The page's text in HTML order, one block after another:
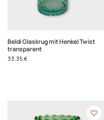
Beldi Glaskrug mit Henkel Twist
transparent
33,35 €